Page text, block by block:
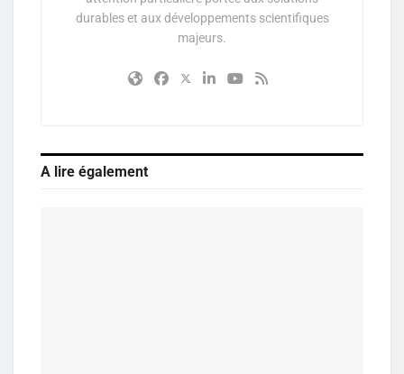
durables et aux développements scientifiques
majeurs.
A lire également